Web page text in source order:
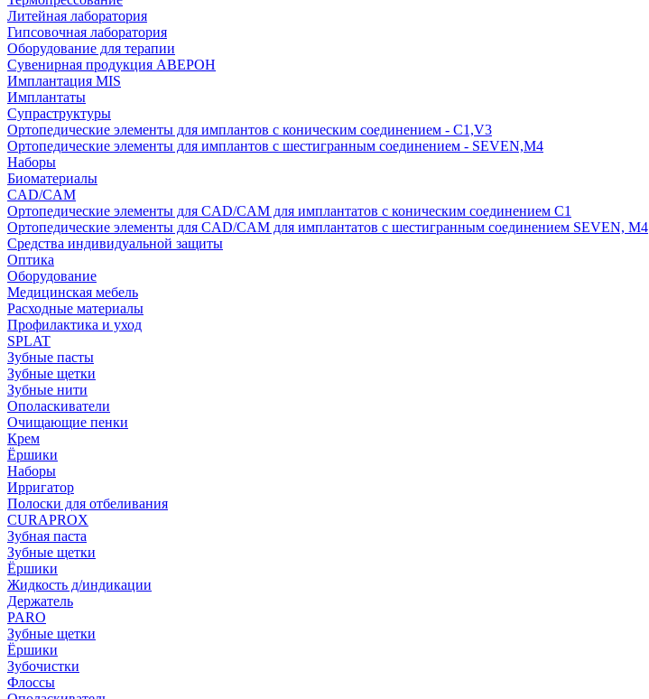
Литейная лаборатория
Гипсовочная лаборатория
Оборудование для терапии
Сувенирная продукция АВЕРОН
Имплантация MIS
Имплантаты
Супраструктуры
Ортопедические элементы для имплантов с коническим соединением - C1,V3
Ортопедические элементы для имплантов с шестигранным соединением - SEVEN,M4
Наборы
Биоматериалы
CAD/CAM
Ортопедические элементы для CAD/CAM для имплантатов с коническим соединением С1
Ортопедические элементы для CAD/CAM для имплантатов с шестигранным соединением SEVEN, М4
Средства индивидуальной защиты
Оптика
Оборудование
Медицинская мебель
Расходные материалы
Профилактика и уход
SPLAT
Зубные пасты
Зубные щетки
Зубные нити
Ополаскиватели
Очищающие пенки
Крем
Ёршики
Наборы
Ирригатор
Полоски для отбеливания
CURAPROX
Зубная паста
Зубные щетки
Ёршики
Жидкость д/индикации
Держатель
PARO
Зубные щетки
Ёршики
Зубочистки
Флоссы